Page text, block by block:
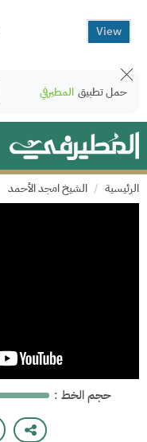
View
حمل تطبيق المطيرفي
الرئيسية الشيخ امجد الأحمد
: حجم الخط